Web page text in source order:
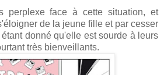
perplexe face à cette situation, et
de la jeune fille et par cesser
donné qu'elle est sourde à leurs
très bienveillants.